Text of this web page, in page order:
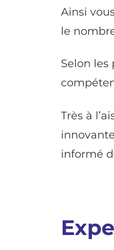
Ainsi
le
Selon
Très à
informé